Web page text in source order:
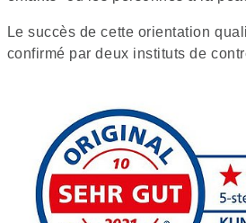
Le succès de cette orientation
confirmé par deux instituts de